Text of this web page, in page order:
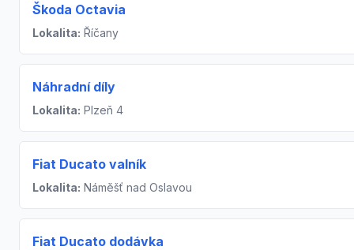
Škoda Octavia
Lokalita: Říčany
Náhradní díly
Lokalita: Plzeň 4
Fiat Ducato valník
Lokalita: Náměšť nad Oslavou
Fiat Ducato dodávka